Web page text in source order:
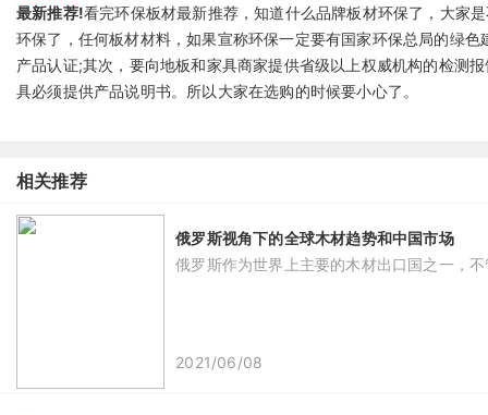
最新推荐!看完环保板材最新推荐，知道什么品牌板材环保了，大家
环保了，任何板材材料，如果宣称环保一定要有国家环保总局的绿
产品认证;其次，要向地板和家具商家提供省级以上权威机构的检测
具必须提供产品说明书。所以大家在选购的时候要小心了。
相关推荐
俄罗斯视角下的全球木材趋势和中国市场
俄罗斯作为世界上主要的木材出口国之一，
2021/06/08